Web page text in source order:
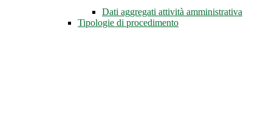
Dati aggregati attività amministrativa
Tipologie di procedimento